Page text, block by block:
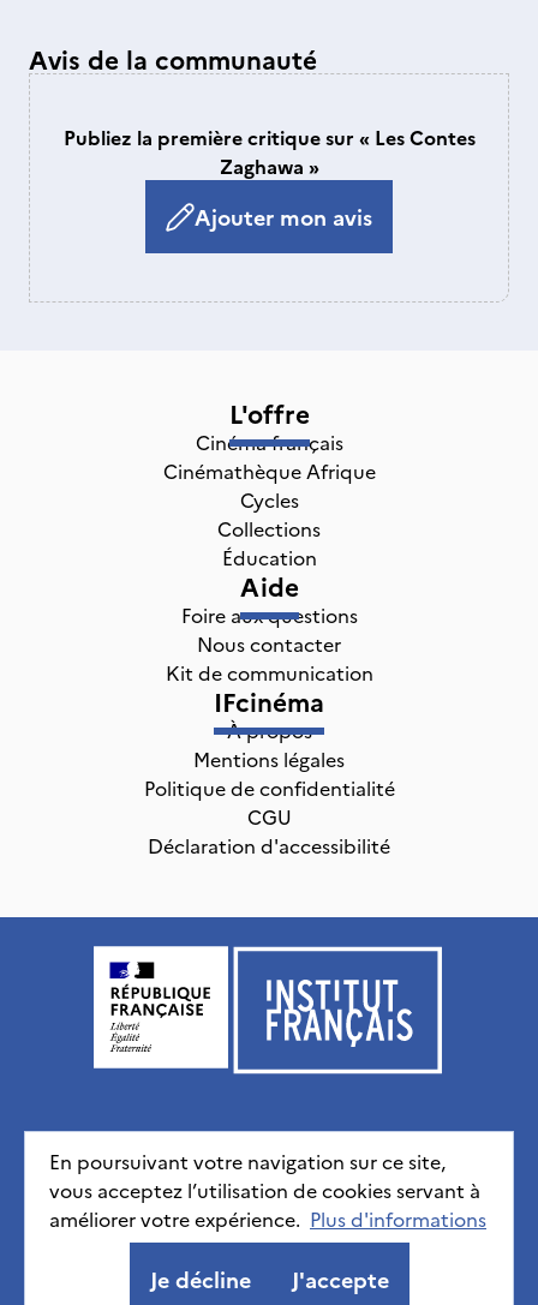
Avis de la communauté
Publiez la première critique sur « Les Contes
Zaghawa »
Ajouter mon avis
En poursuivant votre navigation sur ce site,
vous acceptez l’utilisation de cookies servant à
améliorer votre expérience. Plus d'informations
Je décline J'accepte
L'offre
Cinéma français
Cinémathèque Afrique
Cycles
Collections
Éducation
Aide
Foire aux questions
Nous contacter
Kit de communication
IFcinéma
À propos
Mentions légales
Politique de confidentialité
CGU
Déclaration d'accessibilité
Institut français, tous droits réservés 2026
Mentions légales Politique de confidentialité
CGU
Déclaration d'accessibilité